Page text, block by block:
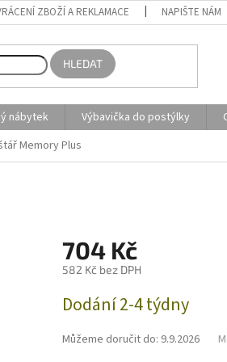
ZBOŽÍ A REKLAMACE NAPIŠTE NÁM
HLEDAT
nábytek Výbavička do postýlky
Memory Plus
704 Kč
582 Kč bez DPH
cena:
Dodání 2-4 týdny
Můžeme doručit do: 9.9.2026